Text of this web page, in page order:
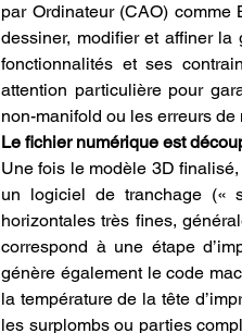
par Ordinateur (CAO)
dessiner, modifier et affiner la
fonctionnalités et ses
attention particulière pour
non-manifold ou les erreurs
Le fichier numérique est
Une fois le modèle 3D
un logiciel de tranchage («
horizontales très fines,
correspond à une étape
génère également le code
la température de la tête
les surplombs ou parties